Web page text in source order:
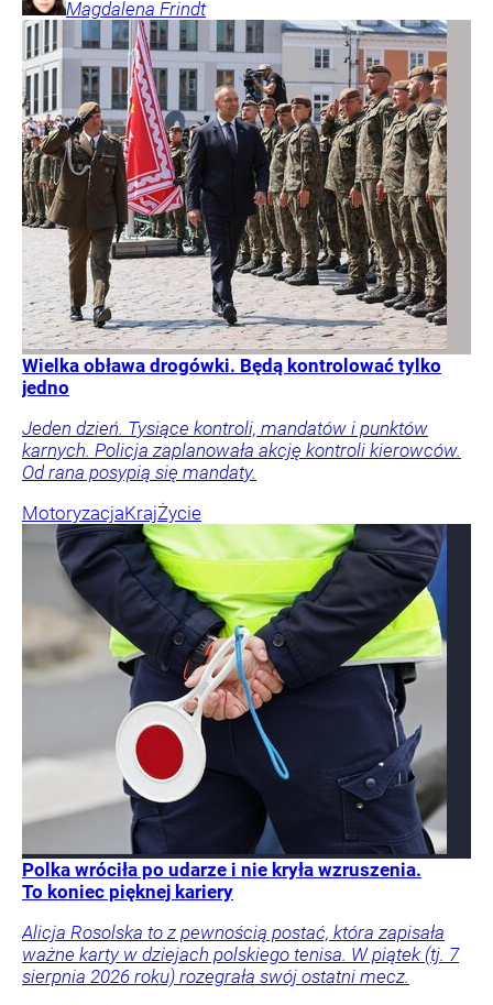
Magdalena Frindt
Wielka obława drogówki. Będą kontrolować tylko
jedno
Jeden dzień. Tysiące kontroli, mandatów i punktów
karnych. Policja zaplanowała akcję kontroli kierowców.
Od rana posypią się mandaty.
MotoryzacjaKrajŻycie
Polka wróciła po udarze i nie kryła wzruszenia.
To koniec pięknej kariery
Alicja Rosolska to z pewnością postać, która zapisała
ważne karty w dziejach polskiego tenisa. W piątek (tj. 7
sierpnia 2026 roku) rozegrała swój ostatni mecz.